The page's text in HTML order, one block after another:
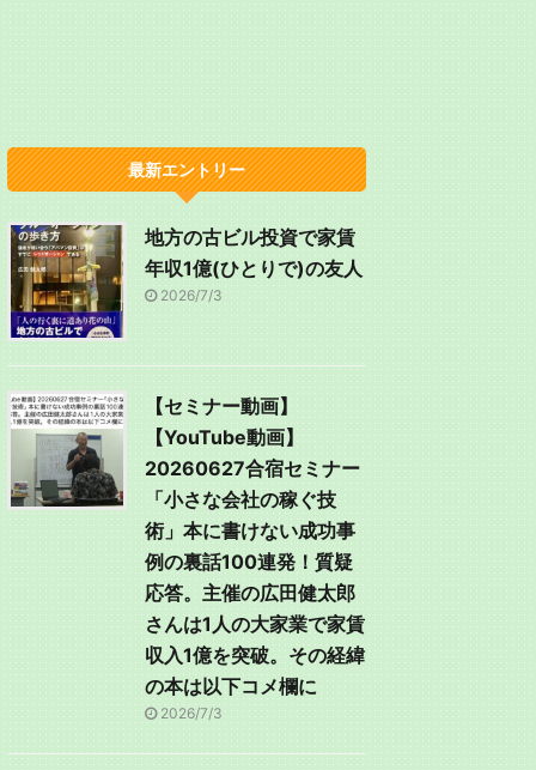
最新エントリー
地方の古ビル投資で家賃
年収1億(ひとりで)の友人
2026/7/3
【セミナー動画】
【YouTube動画】
20260627合宿セミナー
「小さな会社の稼ぐ技
術」本に書けない成功事
例の裏話100連発！質疑
応答。主催の広田健太郎
さんは1人の大家業で家賃
収入1億を突破。その経緯
の本は以下コメ欄に
2026/7/3